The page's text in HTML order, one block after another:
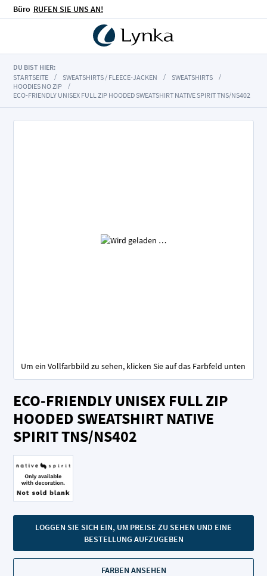
Büro RUFEN SIE UNS AN!
DU BIST HIER:
STARTSEITE
SWEATSHIRTS / FLEECE-JACKEN
SWEATSHIRTS
HOODIES NO ZIP
ECO-FRIENDLY UNISEX FULL ZIP HOODED SWEATSHIRT NATIVE SPIRIT TNS/NS402
ECO-FRIENDLY UNISEX FULL ZIP
HOODED SWEATSHIRT NATIVE
SPIRIT TNS/NS402
LOGGEN SIE SICH EIN, UM PREISE ZU SEHEN UND EINE
BESTELLUNG AUFZUGEBEN
FARBEN ANSEHEN
Um ein Vollfarbbild zu sehen, klicken Sie auf das Farbfeld unten
Anfang
der
Bildgalerie
springen